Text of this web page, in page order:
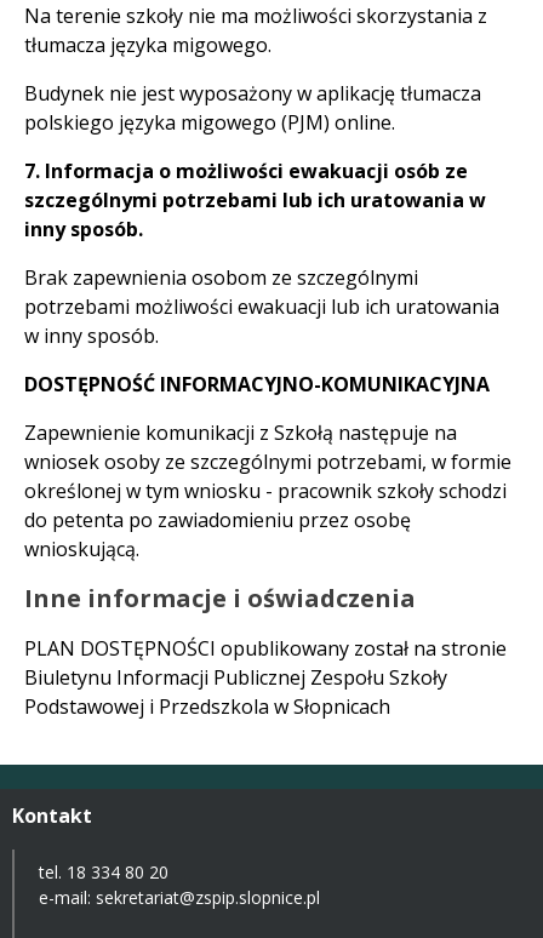
Na terenie szkoły nie ma możliwości skorzystania z
tłumacza języka migowego.
Budynek nie jest wyposażony w aplikację tłumacza
polskiego języka migowego (PJM) online.
7. Informacja o możliwości ewakuacji osób ze
szczególnymi potrzebami lub ich uratowania w
inny sposób.
Brak zapewnienia osobom ze szczególnymi
potrzebami możliwości ewakuacji lub ich uratowania
w inny sposób.
DOSTĘPNOŚĆ INFORMACYJNO-KOMUNIKACYJNA
Zapewnienie komunikacji z Szkołą następuje na
wniosek osoby ze szczególnymi potrzebami, w formie
określonej w tym wniosku - pracownik szkoły schodzi
do petenta po zawiadomieniu przez osobę
wnioskującą.
Inne informacje i oświadczenia
PLAN DOSTĘPNOŚCI opublikowany został na stronie
Biuletynu Informacji Publicznej Zespołu Szkoły
Podstawowej i Przedszkola w Słopnicach
Kontakt
tel. 18 334 80 20
e-mail: sekretariat@zspip.slopnice.pl